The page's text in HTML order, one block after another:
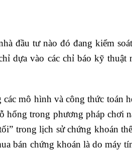
đầu tư nào đó đang kiểm
dựa vào các chỉ báo kỹ
mô hình và công thức toán
hổng trong phương pháp chơi
trong lịch sử chứng khoán
bán chứng khoán là do máy